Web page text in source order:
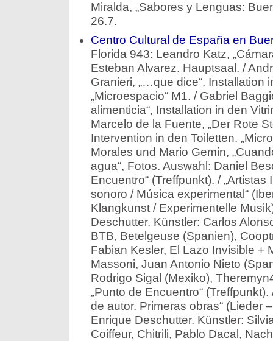
Miralda, „Sabores y Lenguas:
26.7.
Centro Cultural de España en
Florida 943: Leandro Katz,
Esteban Alvarez. Hauptsaal. /
Granieri, „…que dice“, Installation
„Microespacio“ M1. / Gabriel
alimenticia“, Installation in den
Marcelo de la Fuente, „Der Rote
Intervention in den Toiletten.
Morales und Mario Gemin,
agua“, Fotos. Auswahl: Daniel
Encuentro“ (Treffpunkt). /
sonoro / Música experimental“
Klangkunst / Experimentelle
Deschutter. Künstler: Carlos
BTB, Betelgeuse (Spanien),
Fabian Kesler, El Lazo Invisible +
Massoni, Juan Antonio Nieto
Rodrigo Sigal (Mexiko),
„Punto de Encuentro“
de autor. Primeras obras“ (Lieder
Enrique Deschutter. Künstler:
Coiffeur, Chitrili, Pablo Dacal,